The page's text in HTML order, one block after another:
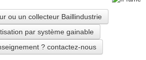
ou un collecteur Baillindustrie
par système gainable
? contactez-nous